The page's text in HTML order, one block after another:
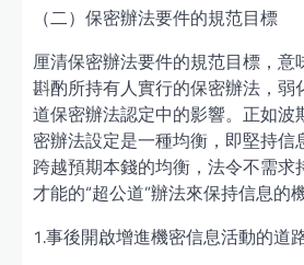
（二）保密辦法要件的規范目標
厘清保密辦法要件的規范目標，意
斟酌所持有人實行的保密辦法，弱
道保密辦法認定中的影響。正如波
密辦法設定是一種均衡，即堅持信
跨越預期本錢的均衡，法令不需求
才能的“超公道”辦法來保持信息的
1.事後開啟增進機密信息活動的道